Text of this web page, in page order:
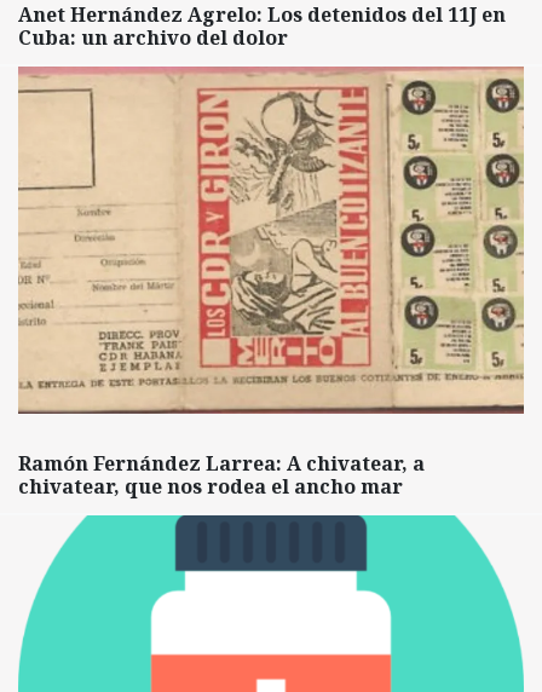
Anet Hernández Agrelo: Los detenidos del 11J en
Cuba: un archivo del dolor
Ramón Fernández Larrea: A chivatear, a
chivatear, que nos rodea el ancho mar